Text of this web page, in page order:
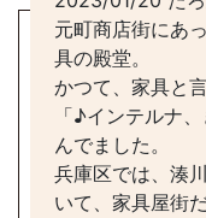
元町商店街にあ
具の殿堂。
かつて、家具と
「♪インテルナ
んでました。
兵庫区では、湊
いて、家具屋街